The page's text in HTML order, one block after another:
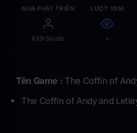
NHÀ PHÁT TRIỂN
Kit9 Studio
LƯỢT XEM
-
Tên Game : The Coffin of
The Coffin of Andy and